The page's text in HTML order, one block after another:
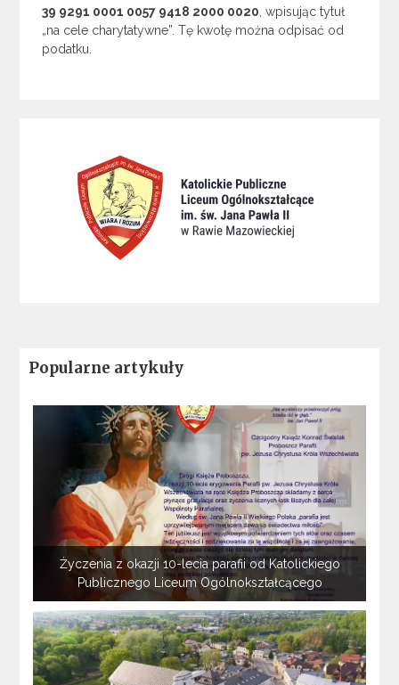
39 9291 0001 0057 9418 2000 0020 , wpisując tytuł
„na cele charytatywne”. Tę kwotę można odpisać od
podatku.
Popularne artykuły
Życzenia z okazji 10-lecia parafii od Katolickiego
Publicznego Liceum Ogólnokształcącego